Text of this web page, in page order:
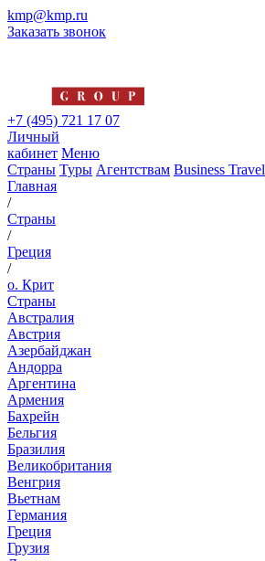
kmp@kmp.ru
Заказать звонок
+7 (495) 721 17 07
Личный
кабинет Меню
Страны Туры Агентствам Business Travel
Главная
/
Страны
/
Греция
/
о. Крит
Страны
Австралия
Австрия
Азербайджан
Андорра
Аргентина
Армения
Бахрейн
Бельгия
Бразилия
Великобритания
Венгрия
Вьетнам
Германия
Греция
Грузия